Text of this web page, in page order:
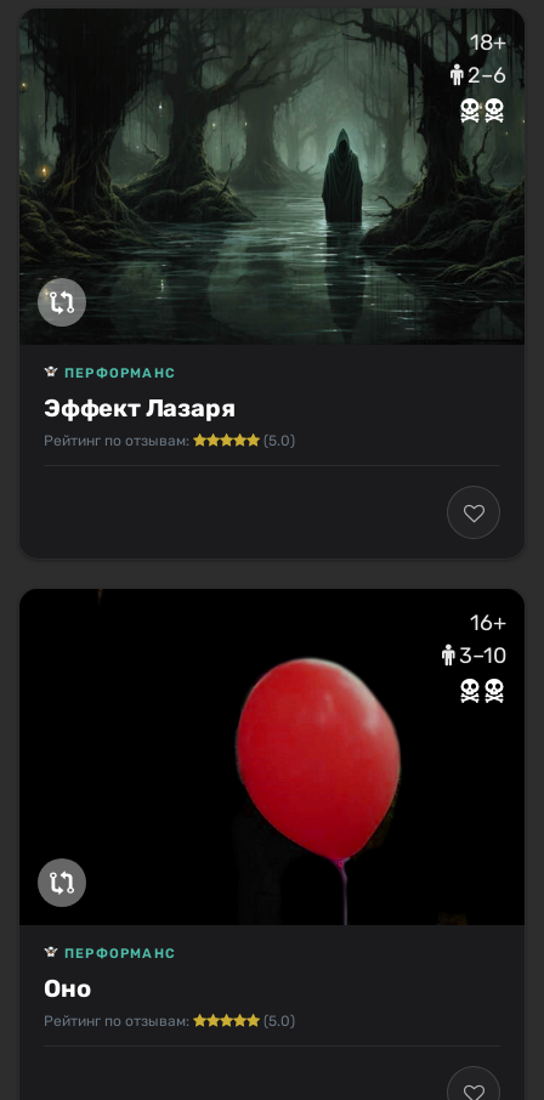
18+
2–6
Эффект Лазаря
ПЕРФОРМАНС
Рейтинг по отзывам: (5.0)
16+
3–10
Оно
ПЕРФОРМАНС
Рейтинг по отзывам: (5.0)